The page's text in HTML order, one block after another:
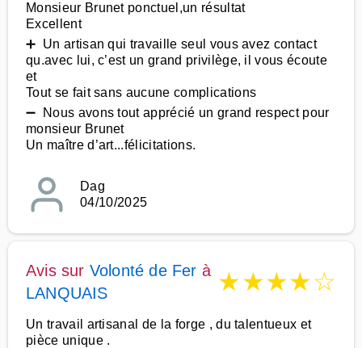
Monsieur Brunet ponctuel,un résultat
Excellent
➕ Un artisan qui travaille seul vous avez contact
qu.avec lui, c’est un grand privilège, il vous écoute
et
Tout se fait sans aucune complications
➖ Nous avons tout apprécié un grand respect pour
monsieur Brunet
Un maître d’art...félicitations.
Dag
04/10/2025
Avis sur Volonté de Fer à
LANQUAIS
★★★★☆
Un travail artisanal de la forge , du talentueux et
pièce unique .